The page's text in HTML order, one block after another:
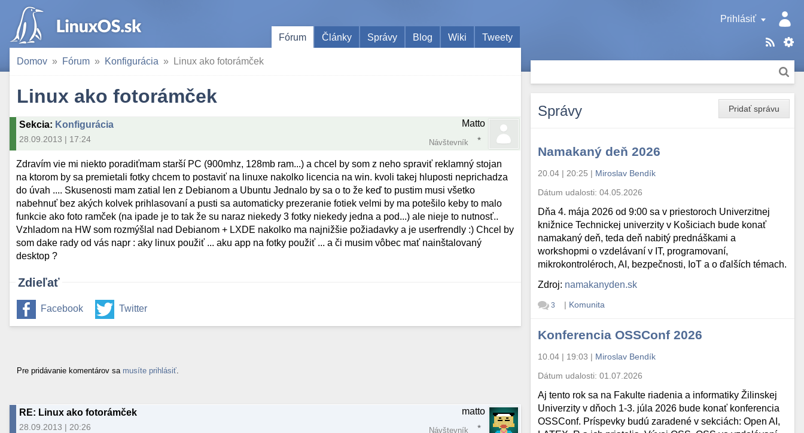
Prihlásiť
Fórum
Články Správy Blog Wiki Tweety
Domov Fórum Konfigurácia Linux ako fotorámček
Linux ako fotorámček
Sekcia: Konfigurácia
28.09.2013 | 17:24
Matto
Návštevník
Zdravím vie mi niekto poradiťmam starší PC (900mhz, 128mb ram...) a chcel by som z neho spraviť reklamný stojan
na ktorom by sa premietali fotky chcem to postaviť na linuxe nakolko licencia na win. kvoli takej hluposti neprichadza
do úvah .... Skusenosti mam zatial len z Debianom a Ubuntu Jednalo by sa o to že keď to pustim musi všetko
nabehnuť bez akých kolvek prihlasovaní a pusti sa automaticky prezeranie fotiek velmi by ma potešilo keby to malo
funkcie ako foto ramček (na ipade je to tak že su naraz niekedy 3 fotky niekedy jedna a pod...) ale nieje to nutnosť..
Vzhladom na HW som rozmýšlal nad Debianom + LXDE nakolko ma najnižšie požiadavky a je userfrendly :) Chcel by
som dake rady od vás napr : aky linux použiť ... aku app na fotky použiť ... a či musim vôbec mať nainštalovaný
desktop ?
Zdieľať
Facebook Twitter
Pre pridávanie komentárov sa musíte prihlásiť
RE: Linux ako fotorámček
28.09.2013 | 20:26
matto
Návštevník
Pridať správu
Správy
Namakaný deň 2026
20.04 | 20:25 | Miroslav Bendík
Dátum udalosti:04.05.2026
Dňa 4. mája 2026 od 9:00 sa v priestoroch Univerzitnej
knižnice Technickej univerzity v Košiciach bude konať
namakaný deň, teda deň nabitý prednáškami a
workshopmi o vzdelávaní v IT, programovaní,
mikrokontroléroch, AI, bezpečnosti, IoT a o ďalších témach.
Zdroj: namakanyden.sk
3 | Komunita
Konferencia OSSConf 2026
10.04 | 19:03 | Miroslav Bendík
Dátum udalosti:01.07.2026
Aj tento rok sa na Fakulte riadenia a informatiky Žilinskej
Univerzity v dňoch 1-3. júla 2026 bude konať konferencia
OSSConf. Príspevky budú zaradené v sekciách: Open AI,